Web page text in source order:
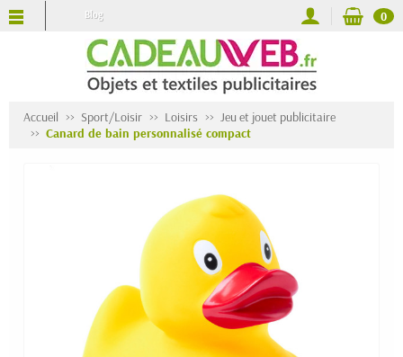
Blog 0
Accueil Sport/Loisir Loisirs
Jeu et jouet publicitaire
Canard de bain personnalisé compact